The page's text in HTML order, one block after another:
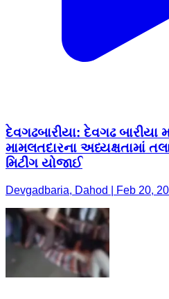
દેવગઢબારીયા: દેવગઢ બારીયા
મામલતદારના અધ્યક્ષતામાં
મિટીંગ યોજાઈ
Devgadbaria, Dahod | Feb 20,